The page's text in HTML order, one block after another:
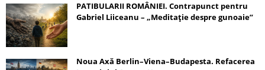
PATIBULARII ROMÂNIEI. Contrapunct pentru
Gabriel Liiceanu – „Meditație despre gunoaie”
Noua Axă Berlin–Viena–Budapesta. Refacerea